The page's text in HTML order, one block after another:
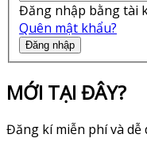
Đăng nhập bằng tài
Quên mật khẩu?
Đăng nhập
MỚI TẠI ĐÂY?
Đăng kí miễn phí và dễ